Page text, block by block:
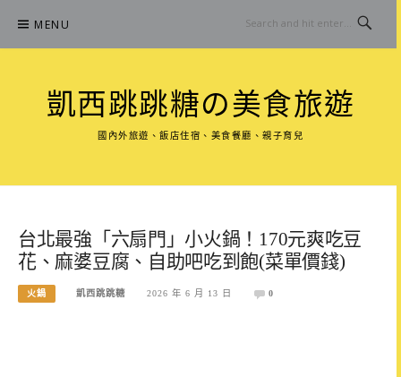
content
MENU
凱西跳跳糖の美食旅遊
國內外旅遊、飯店住宿、美食餐廳、親子育兒
台北最強「六扇門」小火鍋！170元爽吃豆
花、麻婆豆腐、自助吧吃到飽(菜單價錢)
火鍋 凱西跳跳糖 2026 年 6 月 13 日 0